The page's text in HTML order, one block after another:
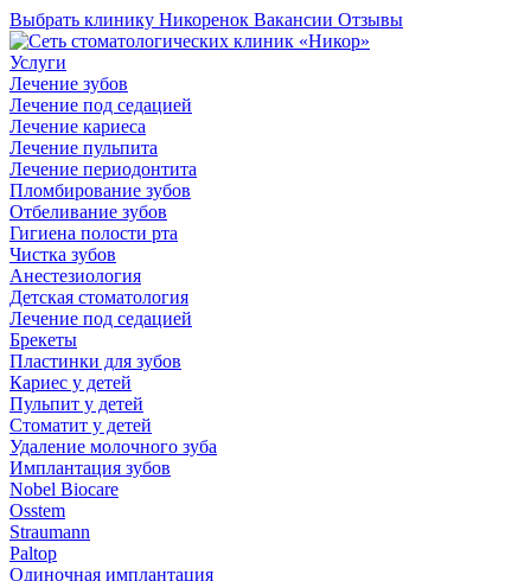
Выбрать клинику Никоренок Вакансии Отзывы
Услуги
Лечение зубов
Лечение под седацией
Лечение кариеса
Лечение пульпита
Лечение периодонтита
Пломбирование зубов
Отбеливание зубов
Гигиена полости рта
Чистка зубов
Анестезиология
Детская стоматология
Лечение под седацией
Брекеты
Пластинки для зубов
Кариес у детей
Пульпит у детей
Стоматит у детей
Удаление молочного зуба
Имплантация зубов
Nobel Biocare
Osstem
Straumann
Paltop
Одиночная имплантация